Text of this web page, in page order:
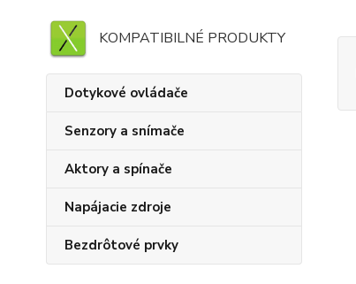
KOMPATIBILNÉ PRODUKTY
Dotykové ovládače
Senzory a snímače
Aktory a spínače
Napájacie zdroje
Bezdrôtové prvky